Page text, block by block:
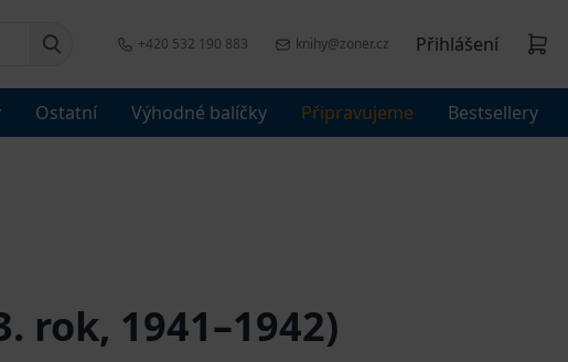
+420 532 190 883 knihy@zoner.cz Přihlášení
Ostatní Výhodné balíčky Připravujeme Bestsellery
rok, 1941–1942)